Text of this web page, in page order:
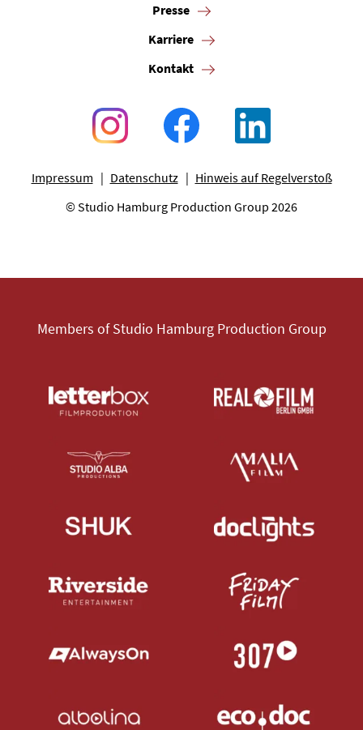
Presse
Karriere
Kontakt
Impressum Datenschutz
Hinweis auf Regelverstoß
© Studio Hamburg Production Group 2026
Members of Studio Hamburg Production Group